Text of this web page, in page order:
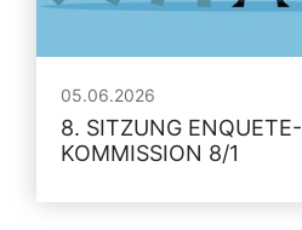
05.06.2026
8. SITZUNG ENQUETE-
KOMMISSION 8/1